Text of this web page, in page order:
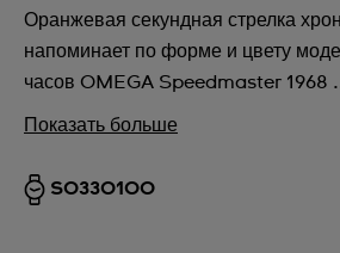
Оранжевая секундная стрелка
напоминает по форме и цвету
часов OMEGA Speedmaster 1968
Показать больше
SO33O100